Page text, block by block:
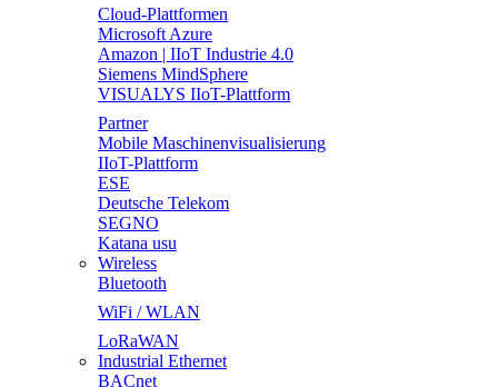
Cloud-Plattformen
Microsoft Azure
Amazon | IIoT Industrie 4.0
Siemens MindSphere
VISUALYS IIoT-Plattform
Partner
Mobile Maschinenvisualisierung
IIoT-Plattform
ESE
Deutsche Telekom
SEGNO
Katana usu
Wireless
Bluetooth
WiFi / WLAN
LoRaWAN
Industrial Ethernet
BACnet